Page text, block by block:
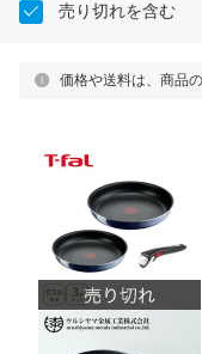
売り切れを含む
価格や送料は、商品